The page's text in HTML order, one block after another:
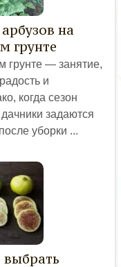
на
грунте
грунте — занятие,
и
когда сезон
задаются
уборки ...